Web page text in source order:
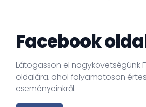
Facebook
Látogasson el nagykövetségünk
oldalára, ahol folyamatosan
eseményeinkről.